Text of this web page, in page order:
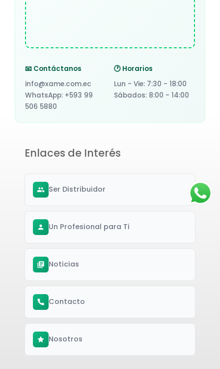
📧 Contáctanos
info@xame.com.ec
WhatsApp: +593 99
506 5880
🕐 Horarios
Lun - Vie: 7:30 - 18:00
Sábados: 8:00 - 14:00
Enlaces de Interés
Ser Distribuidor
Un Profesional para Ti
Noticias
Contacto
Nosotros